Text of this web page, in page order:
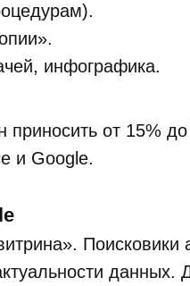
инфографика.
от 15%
и Google.
Поисковики
данных.